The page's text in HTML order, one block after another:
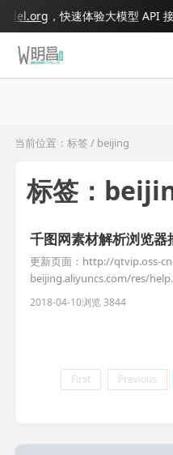
，快速体验大模型 API 接入
当前位置：标签 / beijing
标签：
千图网素材解析浏览器
更新页面：http://qtvip.oss-
beijing.aliyuncs.com/res/
https://pan.lanzou.com/i0t4tcj
2018-04-10浏览 3844
First Previous